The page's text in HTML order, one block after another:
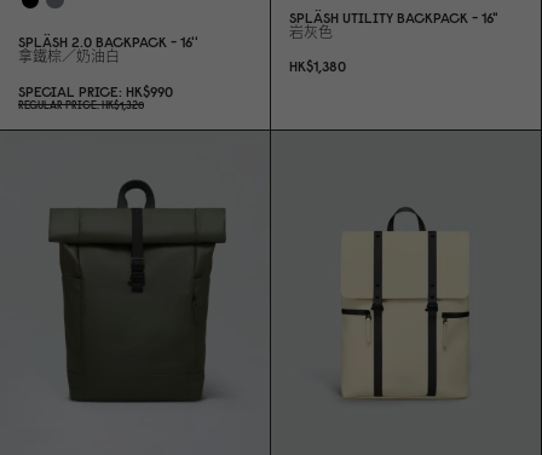
SPLÄSH 2. 0 BACKPACK - 16''
拿鐵棕／奶油白
SPECIAL PRICE HK$990
REGULAR PRICE HK$1,320
SPLÄSH UTILITY BACKPACK - 16"
岩灰色
HK$1,380